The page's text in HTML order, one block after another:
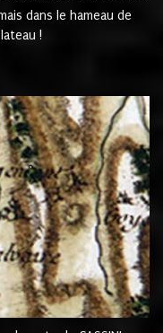
dans le hameau de
!